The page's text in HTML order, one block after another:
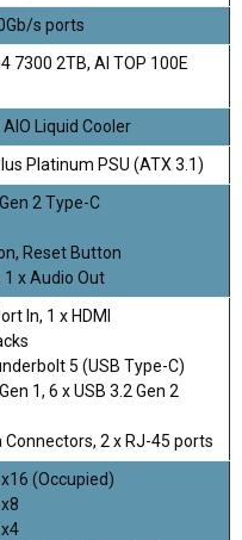
s ports
7300 2TB, AI TOP 100E
Liquid Cooler
Platinum PSU (ATX 3.1)
2 Type-C
Reset Button
1 x Audio Out
In, 1 x HDMI
5 (USB Type-C)
1, 6 x USB 3.2 Gen 2
Connectors, 2 x RJ-45 ports
x16 (Occupied)